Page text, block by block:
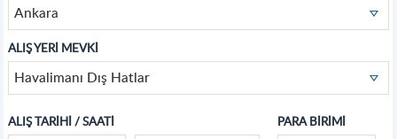
Ankara
ALIŞ YERİ MEVKİ
Havalimanı Dış Hatlar
ALIŞ TARİHİ / SAATİ PARA BİRİMİ